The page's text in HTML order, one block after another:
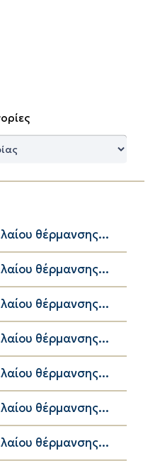
θέρμανσης...
θέρμανσης...
θέρμανσης...
θέρμανσης...
θέρμανσης...
θέρμανσης...
θέρμανσης...